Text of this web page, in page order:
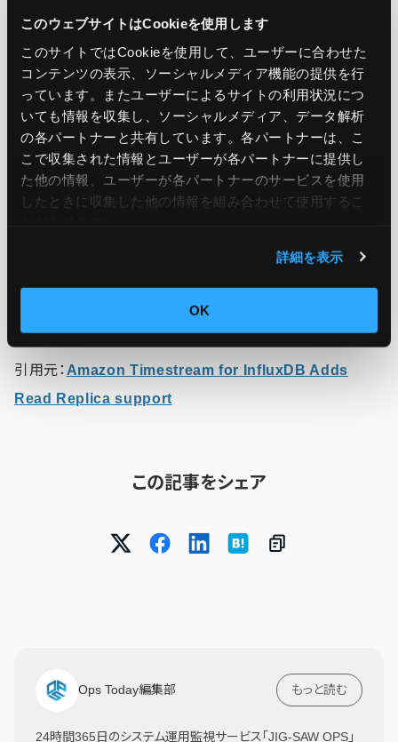
このウェブサイトはCookieを使用します
このサイトではCookieを使用して、ユーザーに合わせた
コンテンツの表示、ソーシャルメディア機能の提供を行
っています。またユーザーによるサイトの利用状況につ
いても情報を収集し、ソーシャルメディア、データ解析
の各パートナーと共有しています。各パートナーは、こ
こで収集された情報とユーザーが各パートナーに提供し
た他の情報、ユーザーが各パートナーのサービスを使用
したときに収集した他の情報を組み合わせて使用​​するこ
詳細を表示
OK
user guide
You can create a Amazon Timestream for
InfluxDB Read Replicas cluster from
the Amazon Timestream console
Command line Interface (CLI), or SDK, and
AWS CloudFormation. To learn more about the
page,documentation, andpricing page.
引用元： Amazon Timestream for InfluxDB Adds
Read Replica support
この記事をシェア
Ops Today編集部 もっと読む
24時間365日のシステム運用監視サービス「JIG-SAW OPS」